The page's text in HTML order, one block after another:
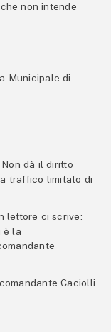
non intende
Municipale di
dà il diritto
traffico limitato di
lettore ci scrive:
è la
Caciolli